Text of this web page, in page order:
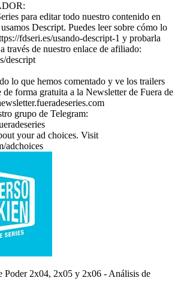
para editar todo nuestro contenido en
Descript. Puedes leer sobre cómo lo
fdseri.es/usando-descript-1 y probarla
través de nuestro enlace de afiliado:
descript
lo que hemos comentado y ve los trailers
de forma gratuita a la Newsletter de Fuera de
grupo de Telegram:
your ad choices. Visit
adchoices
Poder 2x04, 2x05 y 2x06 - Análisis de